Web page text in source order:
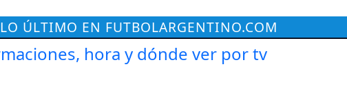
LO ÚLTIMO EN FUTBOLARGENTINO.COM